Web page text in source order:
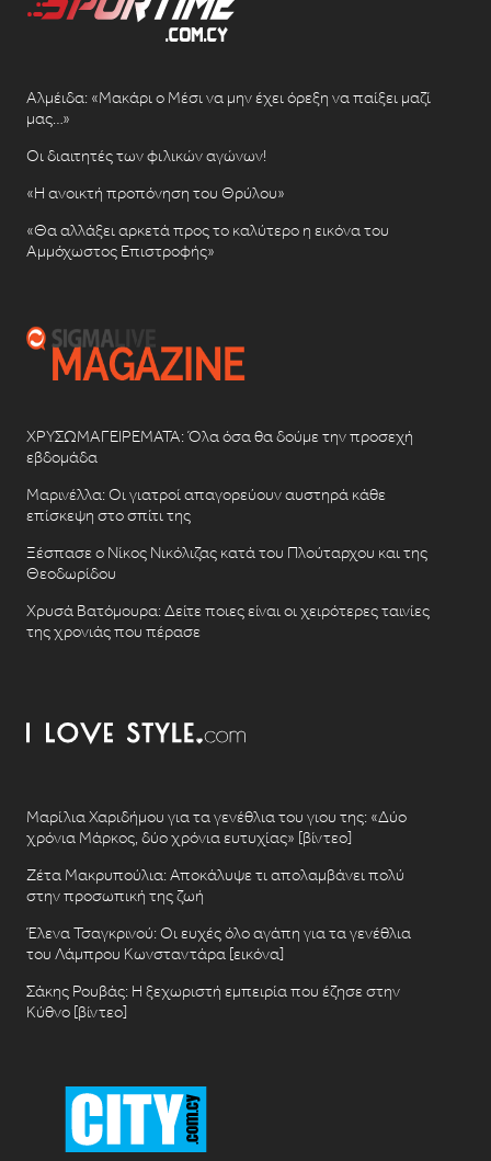
Αλμέιδα: «Μακάρι ο Μέσι να μην έχει όρεξη να παίξει μαζί
μας…»
Οι διαιτητές των φιλικών αγώνων!
«Η ανοικτή προπόνηση του Θρύλου»
«Θα αλλάξει αρκετά προς το καλύτερο η εικόνα του
Αμμόχωστος Επιστροφής»
ΧΡΥΣΩΜΑΓΕΙΡΕΜΑΤΑ: Όλα όσα θα δούμε την προσεχή
εβδομάδα
Μαρινέλλα: Οι γιατροί απαγορεύουν αυστηρά κάθε
επίσκεψη στο σπίτι της
Ξέσπασε ο Νίκος Νικόλιζας κατά του Πλούταρχου και της
Θεοδωρίδου
Χρυσά Βατόμουρα: Δείτε ποιες είναι οι χειρότερες ταινίες
της χρονιάς που πέρασε
Μαρίλια Χαριδήμου για τα γενέθλια του γιου της: «Δύο
χρόνια Μάρκος, δύο χρόνια ευτυχίας» [βίντεο]
Ζέτα Μακρυπούλια: Αποκάλυψε τι απολαμβάνει πολύ
στην προσωπική της ζωή
Έλενα Τσαγκρινού: Οι ευχές όλο αγάπη για τα γενέθλια
του Λάμπρου Κωνσταντάρα [εικόνα]
Σάκης Ρουβάς: Η ξεχωριστή εμπειρία που έζησε στην
Κύθνο [βίντεο]